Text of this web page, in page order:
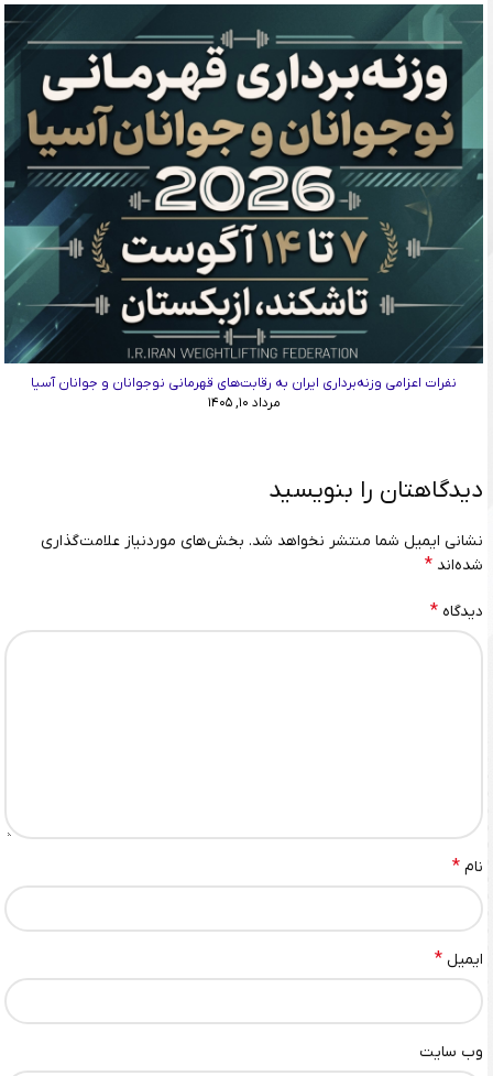
نفرات اعزامی وزنه‌برداری ایران به رقابت‌های قهرمانی نوجوانان و جوانان آسیا
مرداد ۱۰, ۱۴۰۵
دیدگاهتان را بنویسید
نشانی ایمیل شما منتشر نخواهد شد. بخش‌های موردنیاز علامت‌گذاری
شده‌اند *
دیدگاه *
نام *
ایمیل *
وب‌ سایت